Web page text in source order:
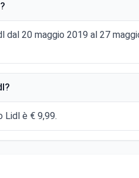
20 maggio 2019 al 27
Lidl è € 9,99.